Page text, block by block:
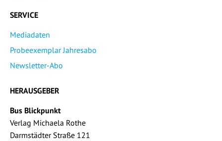
SERVICE
Mediadaten
Probeexemplar Jahresabo
Newsletter-Abo
HERAUSGEBER
Bus Blickpunkt
Verlag Michaela Rothe
Darmstädter Straße 121